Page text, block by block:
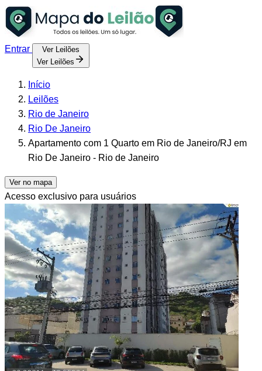
Entrar
Ver Leilões
Ver Leilões
Início
Leilões
Rio de Janeiro
Rio De Janeiro
Apartamento com 1 Quarto em Rio de Janeiro/RJ em
Rio De Janeiro - Rio de Janeiro
Ver no mapa
Acesso exclusivo para usuários